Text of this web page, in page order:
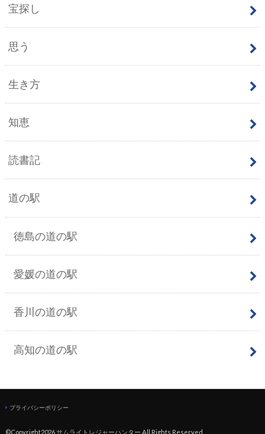
宝探し
思う
生き方
知恵
読書記
道の駅
徳島の道の駅
愛媛の道の駅
香川の道の駅
高知の道の駅
プライバシーポリシー
©Copyright2026サムライトレジャーハンター .All Rights Reserved.